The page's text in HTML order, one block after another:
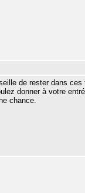
de rester dans
donner à votre
chance.